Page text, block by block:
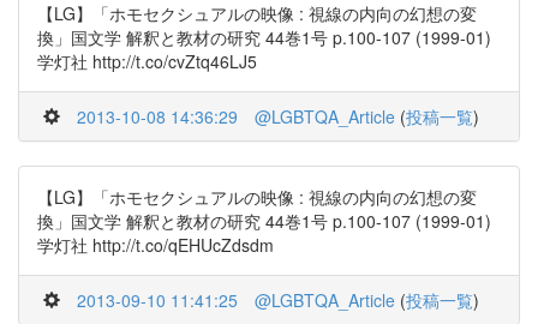
【LG】「ホモセクシュアルの映像 : 視線の内向の幻想の変
換」国文学 解釈と教材の研究 44巻1号 p.100-107 (1999-01)
学灯社 http://t.co/cvZtq46LJ5
2013-10-08 14:36:29 @LGBTQA_Article (投稿一覧)
【LG】「ホモセクシュアルの映像 : 視線の内向の幻想の変
換」国文学 解釈と教材の研究 44巻1号 p.100-107 (1999-01)
学灯社 http://t.co/qEHUcZdsdm
2013-09-10 11:41:25 @LGBTQA_Article (投稿一覧)